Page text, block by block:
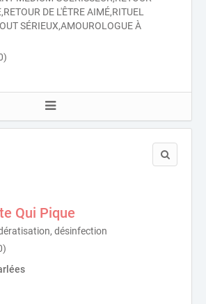
DE L'ÊTRE AIMÉ,RITUEL
SÉRIEUX,AMOUROLOGUE À
Qui Pique
désinfection